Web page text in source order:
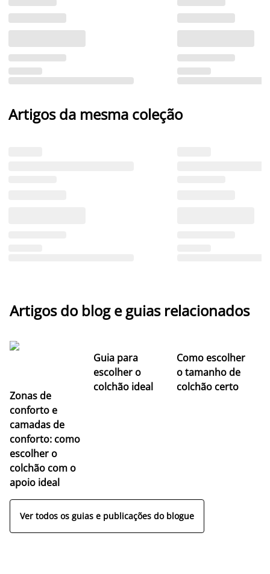
Artigos da mesma coleção
Artigos do blog e guias relacionados
Zonas de
conforto e
camadas de
conforto: como
escolher o
colchão com o
apoio ideal
Guia para
escolher o
colchão ideal
Como escolher
o tamanho de
colchão certo
Ver todos os guias e publicações do blogue